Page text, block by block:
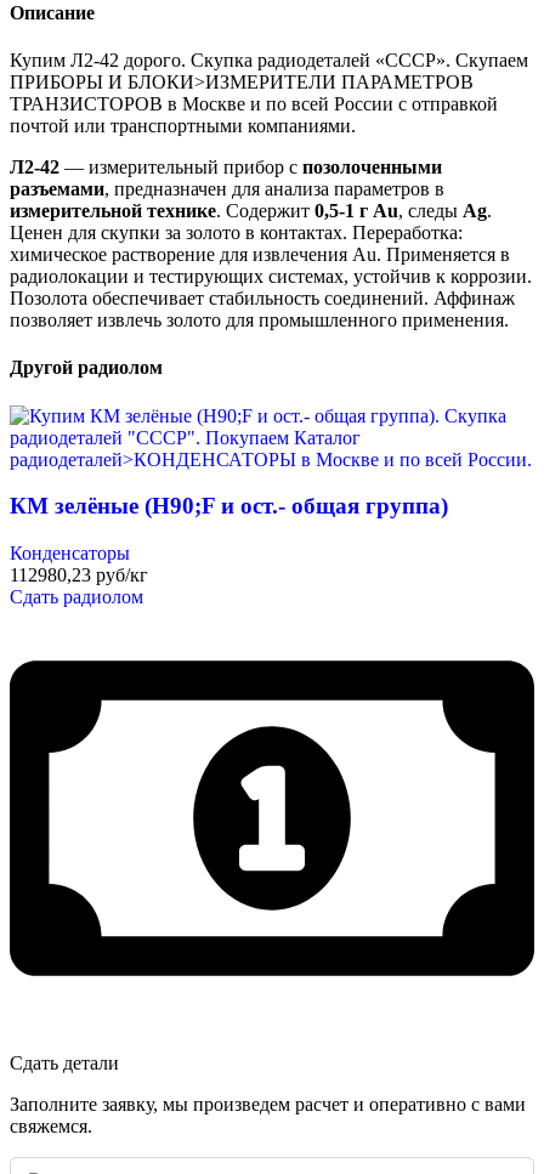
Описание
Купим Л2-42 дорого. Скупка радиодеталей «СССР». Скупаем
ПРИБОРЫ И БЛОКИ>ИЗМЕРИТЕЛИ ПАРАМЕТРОВ
ТРАНЗИСТОРОВ в Москве и по всей России с отправкой
почтой или транспортными компаниями.
Л2-42 — измерительный прибор с позолоченными
разъемами, предназначен для анализа параметров в
измерительной технике. Содержит 0,5-1 г Au, следы Ag.
Ценен для скупки за золото в контактах. Переработка:
химическое растворение для извлечения Au. Применяется в
радиолокации и тестирующих системах, устойчив к коррозии.
Позолота обеспечивает стабильность соединений. Аффинаж
позволяет извлечь золото для промышленного применения.
Другой радиолом
КМ зелёные (H90;F и ост.- общая группа)
Конденсаторы
112980,23 руб/кг
Сдать радиолом
Сдать детали
Заполните заявку, мы произведем расчет и оперативно с вами
свяжемся.